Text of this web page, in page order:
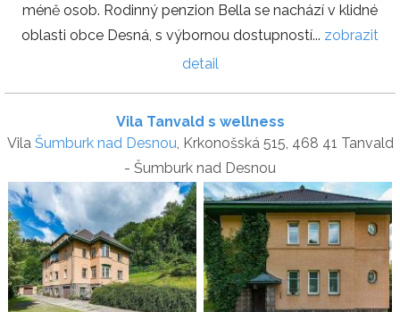
méně osob. Rodinný penzion Bella se nachází v klidné
oblasti obce Desná, s výbornou dostupností... zobrazit
detail
Vila Tanvald s wellness
Vila Šumburk nad Desnou , Krkonošská 515, 468 41 Tanvald
- Šumburk nad Desnou